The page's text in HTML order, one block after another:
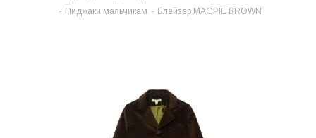
- Пиджаки мальчикам - Блейзер MAGPIE BROWN